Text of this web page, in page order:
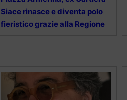
Siace rinasce e diventa polo
fieristico grazie alla Regione